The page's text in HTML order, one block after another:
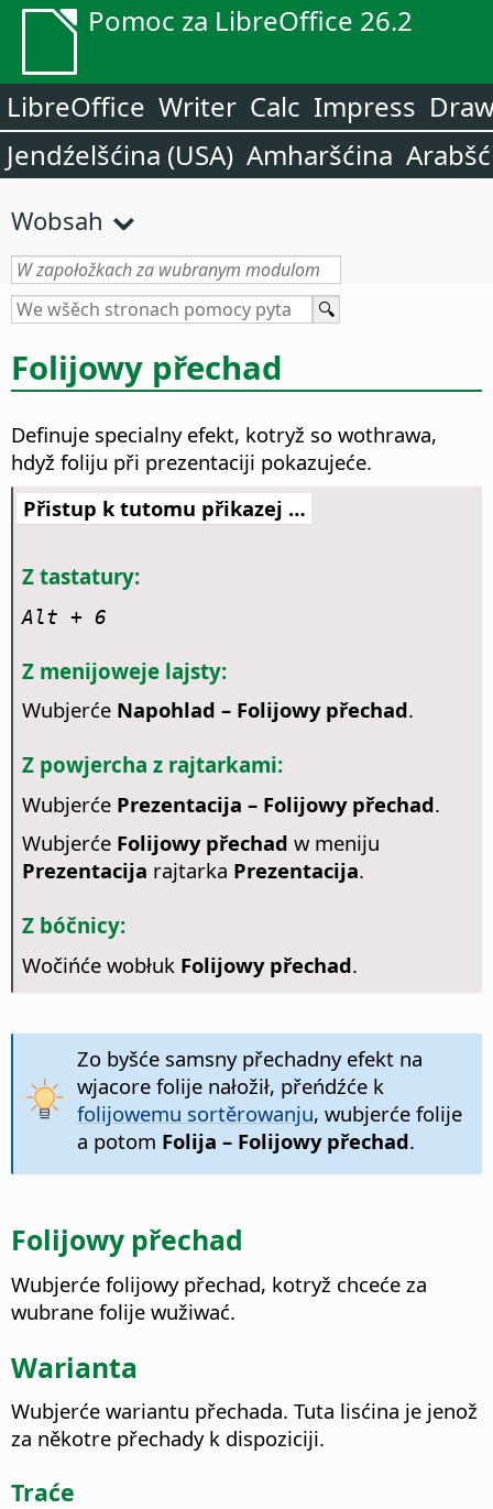
Pomoc za LibreOffice 26.2
LibreOffice Writer Calc Impress
Jendźelšćina (USA) Amharšćina
Wobsah
Folijowy přechad
Definuje specialny efekt, kotryž so wothrawa,
hdyž foliju při prezentaciji pokazujeće.
Přistup k tutomu přikazej …
Z tastatury:
Alt + 6
Z menijoweje lajsty:
Wubjerće Napohlad – Folijowy přechad.
Z powjercha z rajtarkami:
Wubjerće Prezentacija – Folijowy přechad.
Wubjerće Folijowy přechad w meniju
Prezentacija rajtarka Prezentacija.
Z bóčnicy:
Wočińće wobłuk Folijowy přechad.
Zo byšće samsny přechadny efekt na
wjacore folije nałožił, přeńdźće k
folijowemu sortěrowanju, wubjerće folije
a potom Folija – Folijowy přechad.
Folijowy přechad
Wubjerće folijowy přechad, kotryž chceće za
wubrane folije wužiwać.
Warianta
Wubjerće wariantu přechada. Tuta lisćina je jenož
za někotre přechady k dispoziciji.
Traće